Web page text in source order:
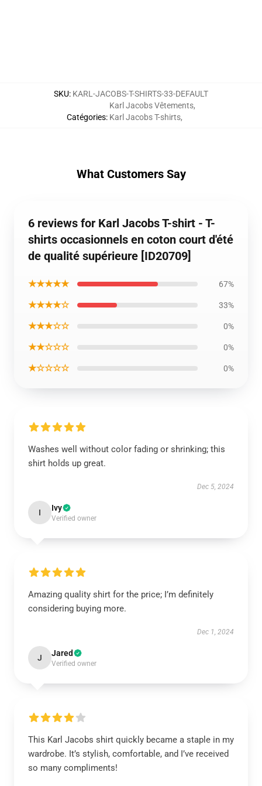
SKU: KARL-JACOBS-T-SHIRTS-33-DEFAULT
Catégories:
Karl Jacobs Vêtements,
Karl Jacobs T-shirts,
What Customers Say
6 reviews for Karl Jacobs T-shirt - T-
shirts occasionnels en coton court d'été
de qualité supérieure [ID20709]
★★★★★ 67%
★★★★☆ 33%
★★★☆☆ 0%
★★☆☆☆ 0%
★☆☆☆☆ 0%
Washes well without color fading or shrinking; this
shirt holds up great.
Dec 5, 2024
I Ivy
Verified owner
Amazing quality shirt for the price; I’m definitely
considering buying more.
Dec 1, 2024
J Jared
Verified owner
This Karl Jacobs shirt quickly became a staple in my
wardrobe. It’s stylish, comfortable, and I’ve received
so many compliments!